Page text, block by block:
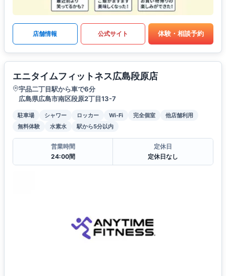
店舗情報 公式サイト 体験・相談予約
エニタイムフィットネス広島段原店
宇品二丁目駅から車で6分
広島県広島市南区段原2丁目13-7
駐車場 シャワー ロッカー Wi-Fi 完全個室
他店舗利用
無料体験
水素水 駅から5分以内
営業時間
24:00間
定休日
定休日なし